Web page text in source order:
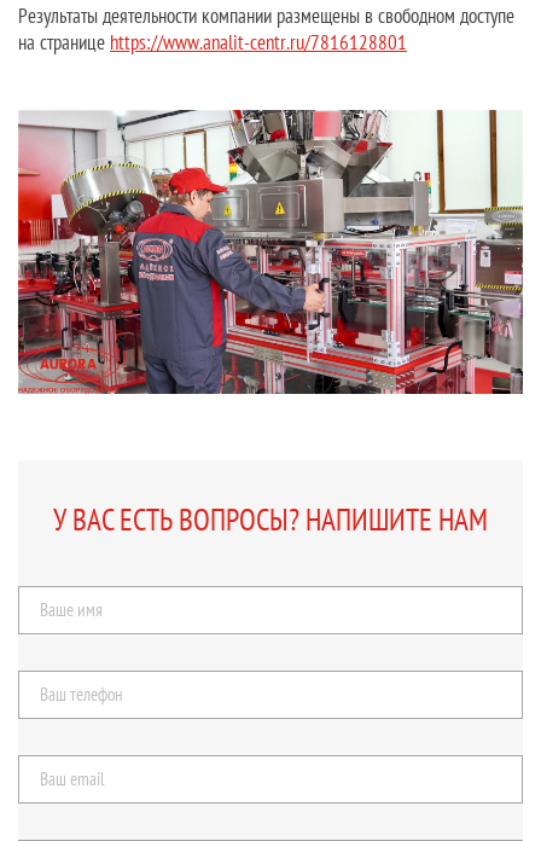
Результаты деятельности компании размещены в свободном доступе
на странице https://www.analit-centr.ru/7816128801
У ВАС ЕСТЬ ВОПРОСЫ? НАПИШИТЕ НАМ